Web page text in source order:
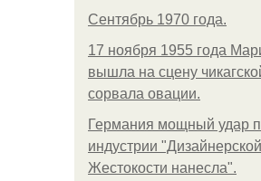
Сентябрь 1970 года.
17 ноября 1955 года
вышла на сцену
сорвала овации.
Германия мощный удар
индустрии "Дизайнерской
Жестокости нанесла".